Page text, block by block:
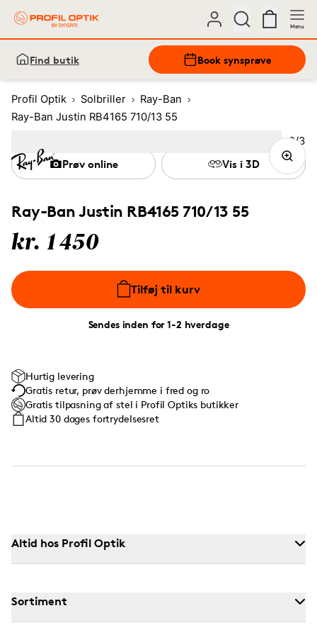
Menu
Find butik Book synsprøve
Profil Optik Solbriller
Ray-Ban
Ray-Ban Justin RB4165 710/13 55
Ray-Ban Justin RB4165 710/13 55
kr. 1450
Tilføj til kurv
Sendes inden for 1-2 hverdage
Prøv online Vis i 3D
Hurtig levering
Gratis retur, prøv derhjemme i fred og ro
Gratis tilpasning af stel i Profil Optiks butikker
Altid 30 dages fortrydelsesret
2/3
3
Altid hos Profil Optik
Sortiment